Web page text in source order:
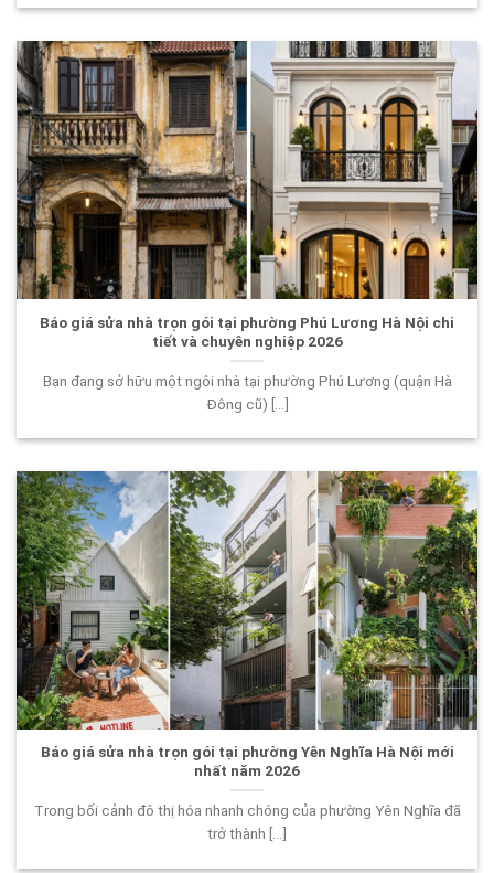
Báo giá sửa nhà trọn gói tại phường Phú Lương Hà Nội chi
tiết và chuyên nghiệp 2026
Bạn đang sở hữu một ngôi nhà tại phường Phú Lương (quận Hà
Đông cũ) [...]
Báo giá sửa nhà trọn gói tại phường Yên Nghĩa Hà Nội mới
nhất năm 2026
Trong bối cảnh đô thị hóa nhanh chóng của phường Yên Nghĩa đã
trở thành [...]